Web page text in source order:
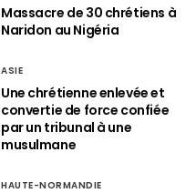
Massacre de 30 chrétiens à
Naridon au Nigéria
ASIE
Une chrétienne enlevée et
convertie de force confiée
par un tribunal à une
musulmane
HAUTE-NORMANDIE